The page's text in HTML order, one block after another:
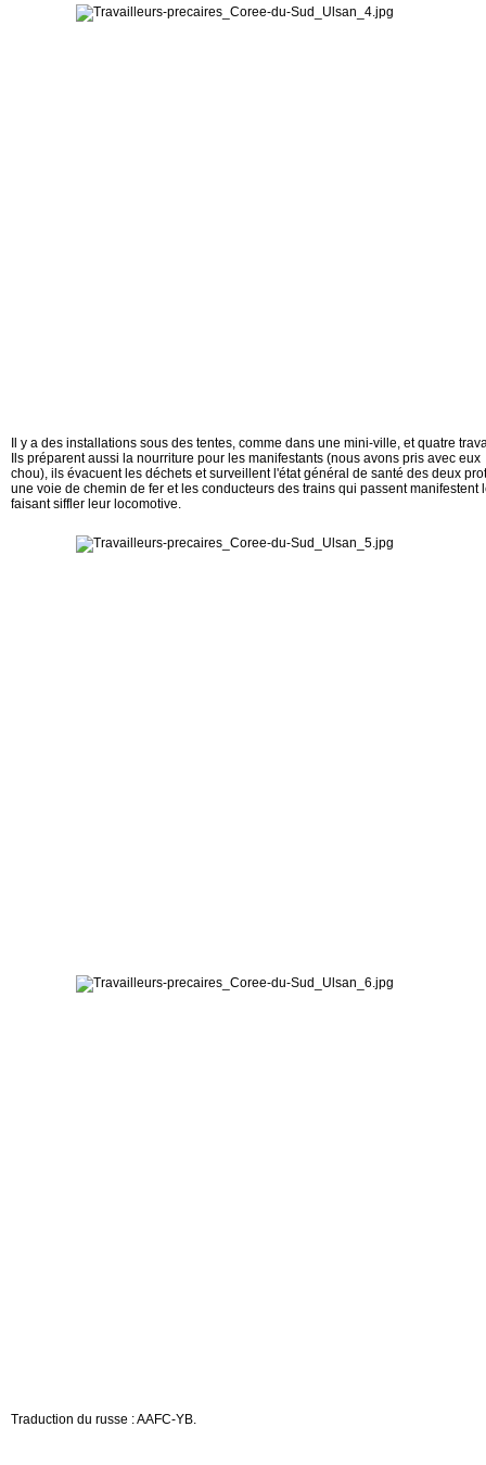
Il y a des installations sous des tentes, comme dans une mini-ville, et quatre
Ils préparent aussi la nourriture pour les manifestants (nous avons pris avec
chou), ils évacuent les déchets et surveillent l'état général de santé des deux
une voie de chemin de fer et les conducteurs des trains qui passent manifestent
faisant siffler leur locomotive.
Traduction du russe : AAFC-YB.